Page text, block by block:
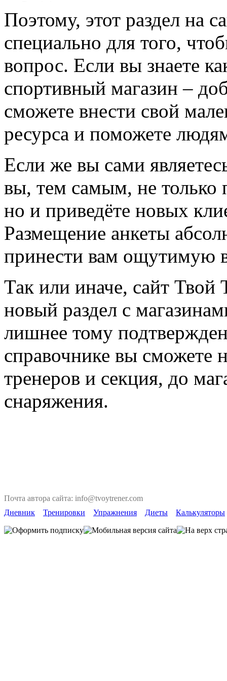
Поэтому, этот раздел на
специально для того,
вопрос. Если вы знаете
спортивный магазин –
сможете внести свой
ресурса и поможете
Если же вы сами
вы, тем самым, не только
но и приведёте новых
Размещение анкеты
принести вам ощутимую
Так или иначе, сайт Твой
новый раздел с
лишнее тому
справочнике вы сможете
тренеров и секция, до
снаряжения.
Почта автора сайта: info@tvoytrener.com
Дневник
Тренировки Упражнения Диеты Калькуляторы